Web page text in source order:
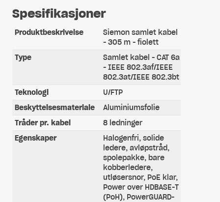
Spesifikasjoner
Produktbeskrivelse
Siemon samlet kabel
- 305 m - fiolett
Type
Samlet kabel - CAT 6a
- IEEE 802.3af/IEEE
802.3at/IEEE 802.3bt
Teknologi
U/FTP
Beskyttelsesmateriale
Aluminiumsfolie
Tråder pr. kabel
8 ledninger
Egenskaper
Halogenfri, solide
ledere, avløpstråd,
spolepakke, bare
kobberledere,
utløsersnor, PoE klar,
Power over HDBASE-T
(PoH), PowerGUARD-